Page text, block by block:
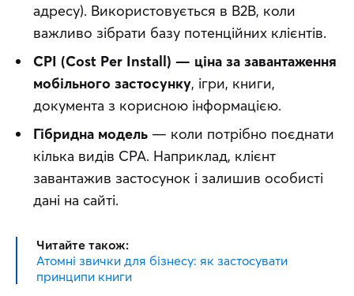
адресу). Використовується в B2B, коли
важливо зібрати базу потенційних клієнтів.
CPI (Cost Per Install) — ціна за завантаження
мобільного застосунку, ігри, книги,
документа з корисною інформацією.
Гібридна модель — коли потрібно поєднати
кілька видів CPA. Наприклад, клієнт
завантажив застосунок і залишив особисті
дані на сайті.
Читайте також:
Атомні звички для бізнесу: як застосувати
принципи книги